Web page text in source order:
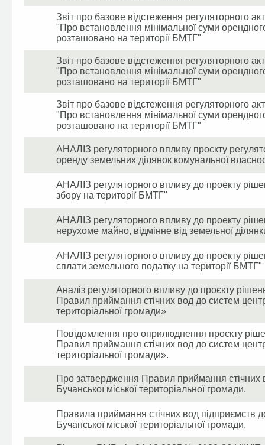
Звіт про базове відстеження регуляторного
"Про встановлення мінімальної суми
розташовано на території БМТГ"
Звіт про базове відстеження регуляторного
"Про встановлення мінімальної суми
розташовано на території БМТГ"
Звіт про базове відстеження регуляторного
"Про встановлення мінімальної суми
розташовано на території БМТГ"
АНАЛІЗ регуляторного впливу проєкту
оренду земельних ділянок комунальної
АНАЛІЗ регуляторного впливу до проекту
збору на території БМТГ"
АНАЛІЗ регуляторного впливу до проекту
нерухоме майно, відмінне від земельної
АНАЛІЗ регуляторного впливу до проекту
сплати земельного податку на території БМТГ"
Аналіз регуляторного впливу до проєкту
Правил приймання стічних вод до систем
територіальної громади»
Повідомлення про оприлюднення проєкту
Правил приймання стічних вод до систем
територіальної громади».
Про затвердження Правил приймання стічних
Бучанської міської територіальної громади.
Правила приймання стічних вод підприємств
Бучанської міської територіальної громади.